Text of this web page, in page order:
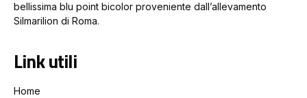
bellissima blu point bicolor proveniente dall’allevamento
Silmarilion di Roma.
Link utili
Home